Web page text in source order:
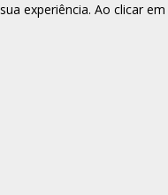
experiência. Ao clicar